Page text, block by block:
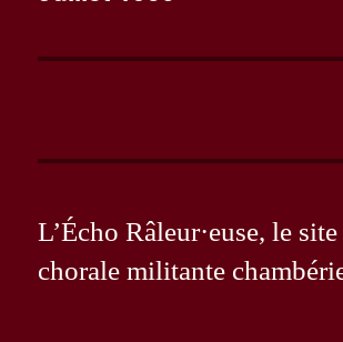
L’Écho Râleur·euse, le
chorale militante